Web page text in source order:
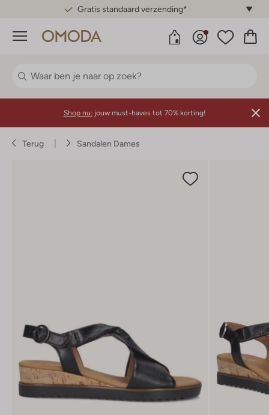
Gratis standaard verzending*
Menu
Shop nu: jouw must-haves tot 70% korting!
Terug Sandalen Dames